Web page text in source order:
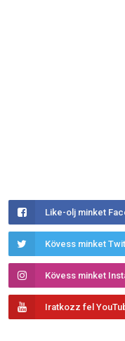
Like-olj minket
Kövess minket
Kövess minket
Iratkozz fel